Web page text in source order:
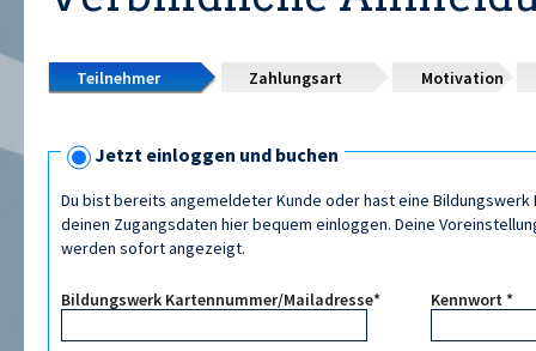
Teilnehmer Zahlungsart Motivation
Jetzt einloggen und buchen
Du bist bereits angemeldeter Kunde oder hast eine Bildungswerk
deinen Zugangsdaten hier bequem einloggen. Deine
werden sofort angezeigt.
Bildungswerk Kartennummer/Mailadresse* Kennwort *